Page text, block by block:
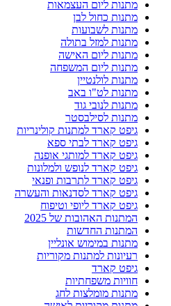
מתנות ליום העצמאות
מתנות כחול לבן
מתנות לשבועות
מתנות למזל בתולה
מתנות ליום האישה
מתנות ליום המשפחה
מתנות לולנטיין
מתנות לט"ו באב
מתנות לנובי גוד
מתנות לסילבסטר
גיפט קארד למתנות קולינריות
גיפט קארד לבתי ספא
גיפט קארד למותגי אופנה
גיפט קארד לנופש ולמלונות
גיפט קארד לתרבות ופנאי
גיפט קארד לסדנאות והעשרה
גיפט קארד ליופי וטיפוח
המתנות האהובות של 2025
המתנות החדשות
מתנות במימוש אונליין
רעיונות למתנות מקוריות
גיפט קארד
חוויות משפחתיות
מתנות מומלצות לחג